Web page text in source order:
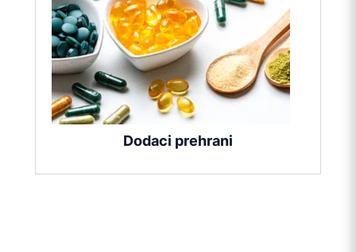
Dodaci prehrani